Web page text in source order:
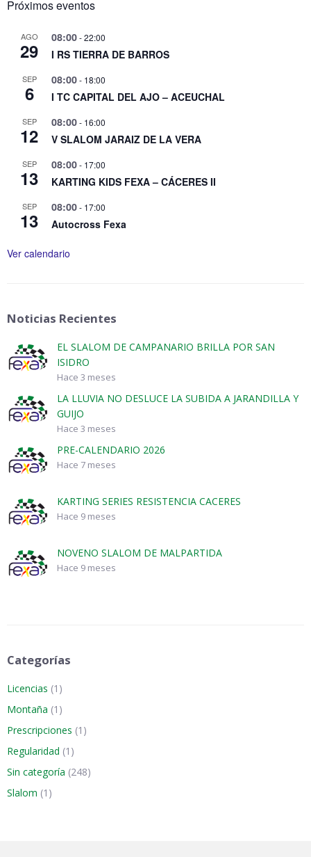
Próximos eventos
AGO
29
08:00-22:00
I RS TIERRA DE BARROS
SEP
6
08:00- 18:00
I TC CAPITAL DEL AJO – ACEUCHAL
SEP
12
08:00- 16:00
V SLALOM JARAIZ DE LA VERA
SEP
13
08:00- 17:00
KARTING KIDS FEXA – CÁCERES II
SEP
13
08:00- 17:00
Autocross Fexa
Ver calendario
Noticias Recientes
EL SLALOM DE CAMPANARIO BRILLA POR SAN
ISIDRO
Hace 3 meses
LA LLUVIA NO DESLUCE LA SUBIDA A JARANDILLA Y
GUIJO
Hace 3 meses
PRE-CALENDARIO 2026
Hace 7 meses
KARTING SERIES RESISTENCIA CACERES
Hace 9 meses
NOVENO SLALOM DE MALPARTIDA
Hace 9 meses
Categorías
Licencias (1)
Montaña (1)
Prescripciones (1)
Regularidad (1)
Sin categoría (248)
Slalom (1)